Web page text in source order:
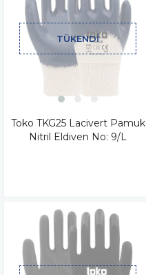
TÜKENDI
Toko TKG25 Lacivert Pamuk
Nitril Eldiven No: 9/L